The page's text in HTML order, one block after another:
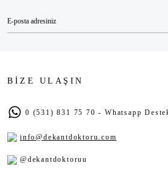
BİZE ULAŞIN
0 (531) 831 75 70 - Whatsapp
info@dekantdoktoru.com
@dekantdoktoruu